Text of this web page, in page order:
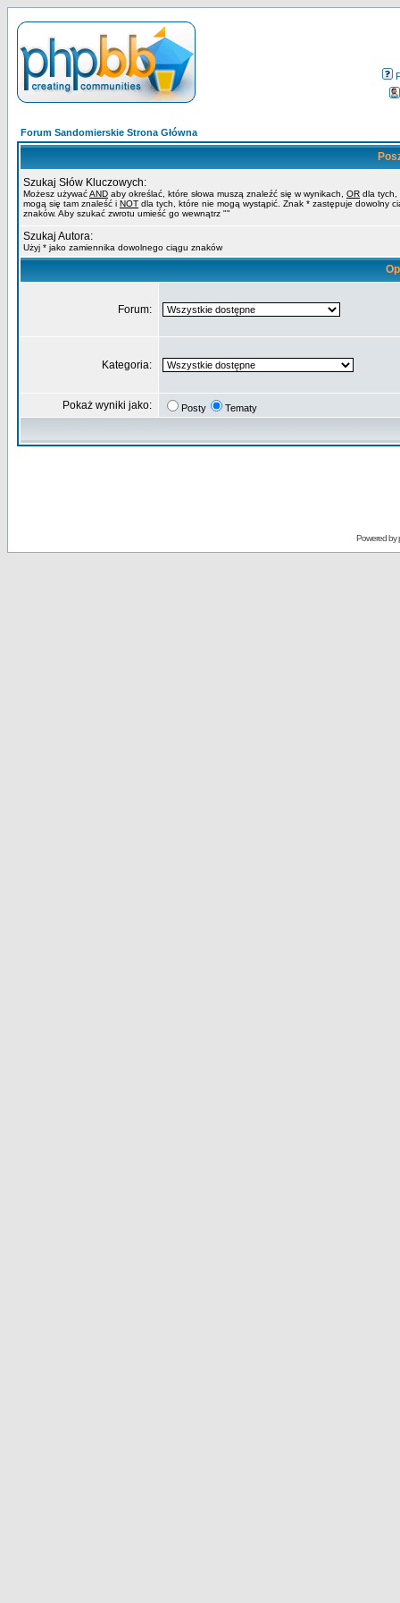
Forum Sandomierskie Strona Główna
Szukaj Słów Kluczowych:
Możesz używaćAND aby określać, które słowa muszą znaleźć się w wynikach, OR dla tych,
mogą się tam znaleść i NOT dla tych, które nie mogą wystąpić. Znak * zastępuje dowolny
znaków. Aby szukać zwrotu umieść go wewnątrz ""
Szukaj Autora:
Użyj * jako zamiennika dowolnego ciągu znaków
Forum:
Kategoria:
Pokaż wyniki jako: Posty Tematy
Powered by